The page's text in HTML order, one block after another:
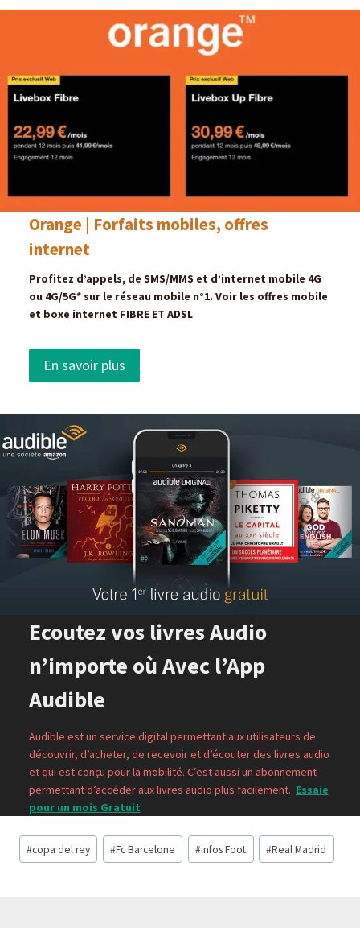
Orange | Forfaits mobiles, offres
internet
Profitez d’appels, de SMS/MMS et d’internet mobile 4G
ou 4G/5G* sur le réseau mobile n°1. Voir les offres mobile
et boxe internet FIBRE ET ADSL
En savoir plus
Ecoutez vos livres Audio
n’importe où Avec l’App
Audible
Audible est un service digital permettant aux utilisateurs de
découvrir, d’acheter, de recevoir et d’écouter des livres audio
et qui est conçu pour la mobilité. C’est aussi un abonnement
permettant d’accéder aux livres audio plus facilement. Essaie
pour un mois Gratuit
Étiquettes
de
#copa del rey #Fc Barcelone #infos Foot #Real Madrid